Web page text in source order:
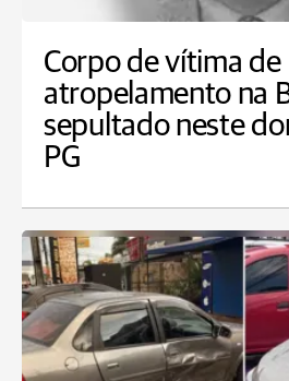
Corpo de vítima de
atropelamento na
sepultado neste
PG